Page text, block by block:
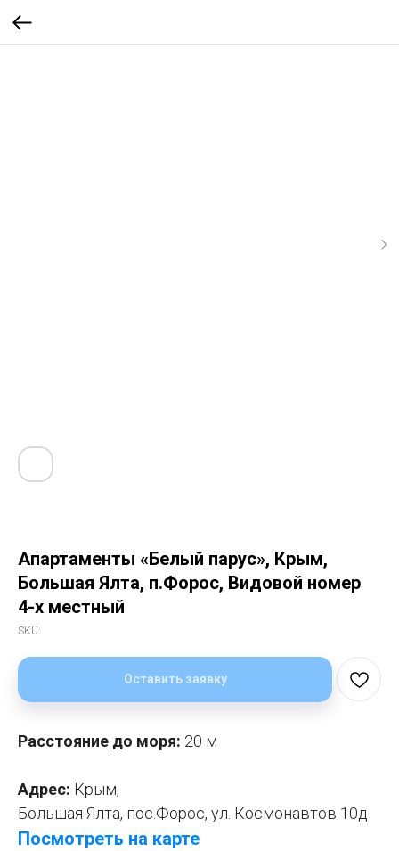
Апартаменты «Белый парус», Крым,
Большая Ялта, п.Форос, Видовой номер
4-х местный
SKU:
Оставить заявку
Расстояние до моря: 20 м
Адрес: Крым,
Большая Ялта, пос.Форос, ул. Космонавтов 10д
Посмотреть на карте